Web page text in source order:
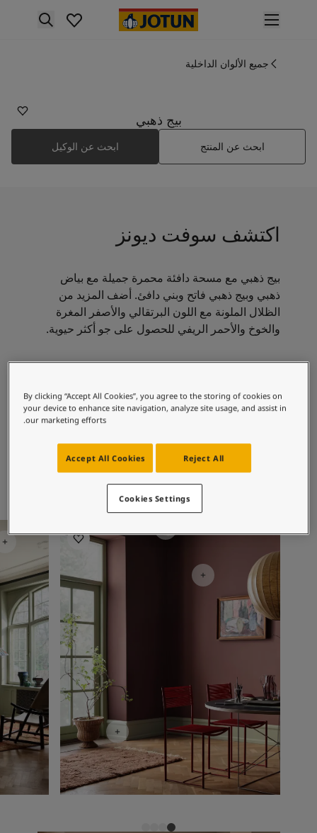
nav label
منتجات الدهان الداخلي
الألوان
ألوان الدهانات الداخلية
جميع ألوان الديكور الداخلي
Colour tools
إلهام ألوان الدهان الداخلي
إلهام ألوان الدهان الخارجي
المقالات
مستندات المنتجات
مساحات تنبض بالحياة - أحدث مجموعة ألوان جوتن
جميع الألوان الداخلية
بيج ذهبي
ابحث عن المنتج ابحث عن الوكيل
اكتشف سوفت ديونز
بيج ذهبي مع مسحة دافئة محمرة جميلة مع بياض
ذهبي وبيج ذهبي فاتح وبني دافئ. أضف المزيد من
الظلال الملونة مع اللون البرتقالي والأصفر المغرة
والخوخ والأحمر الريفي للحصول على جو أكثر حيوية.
أوبزيرف
2026
كوتون بول
أفكار
By clicking “Accept All Cookies”, you agree to the storing of cookies on
your device to enhance site navigation, analyze site usage, and assist in
our marketing efforts.
Reject All
Accept All Cookies
Cookies Settings